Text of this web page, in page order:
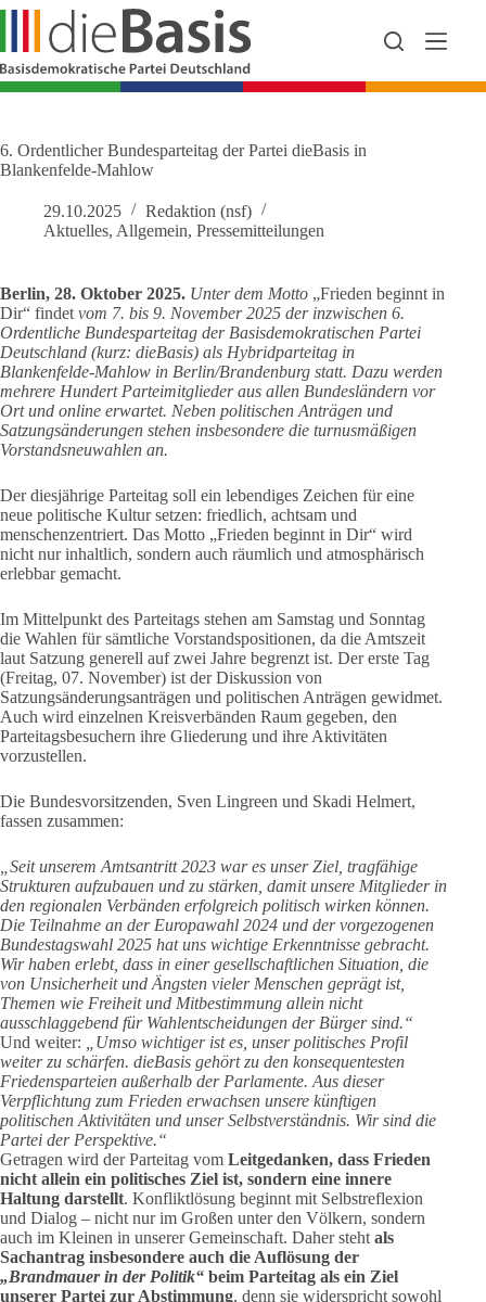
Zum
springen
6. Ordentlicher Bundesparteitag der Partei dieBasis in
Blankenfelde-Mahlow
29.10.2025
Redaktion (nsf)
Aktuelles, Allgemein, Pressemitteilungen
Berlin, 28. Oktober 2025. Unter dem Motto „Frieden beginnt in
Dir“ findet vom 7. bis 9. November 2025 der inzwischen 6.
Ordentliche Bundesparteitag der Basisdemokratischen Partei
Deutschland (kurz: dieBasis) als Hybridparteitag in
Blankenfelde-Mahlow in Berlin/Brandenburg statt. Dazu werden
mehrere Hundert Parteimitglieder aus allen Bundesländern vor
Ort und online erwartet. Neben politischen Anträgen und
Satzungsänderungen stehen insbesondere die turnusmäßigen
Vorstandsneuwahlen an.
Der diesjährige Parteitag soll ein lebendiges Zeichen für eine
neue politische Kultur setzen: friedlich, achtsam und
menschenzentriert. Das Motto „Frieden beginnt in Dir“ wird
nicht nur inhaltlich, sondern auch räumlich und atmosphärisch
erlebbar gemacht.
Im Mittelpunkt des Parteitags stehen am Samstag und Sonntag
die Wahlen für sämtliche Vorstandspositionen, da die Amtszeit
laut Satzung generell auf zwei Jahre begrenzt ist. Der erste Tag
(Freitag, 07. November) ist der Diskussion von
Satzungsänderungsanträgen und politischen Anträgen gewidmet.
Auch wird einzelnen Kreisverbänden Raum gegeben, den
Parteitagsbesuchern ihre Gliederung und ihre Aktivitäten
vorzustellen.
Die Bundesvorsitzenden, Sven Lingreen und Skadi Helmert,
fassen zusammen:
„Seit unserem Amtsantritt 2023 war es unser Ziel, tragfähige
Strukturen aufzubauen und zu stärken, damit unsere Mitglieder in
den regionalen Verbänden erfolgreich politisch wirken können.
Die Teilnahme an der Europawahl 2024 und der vorgezogenen
Bundestagswahl 2025 hat uns wichtige Erkenntnisse gebracht.
Wir haben erlebt, dass in einer gesellschaftlichen Situation, die
von Unsicherheit und Ängsten vieler Menschen geprägt ist,
Themen wie Freiheit und Mitbestimmung allein nicht
ausschlaggebend für Wahlentscheidungen der Bürger sind.“
Und weiter:
„Umso wichtiger ist es, unser politisches Profil
weiter zu schärfen. dieBasis gehört zu den konsequentesten
Friedensparteien außerhalb der Parlamente. Aus dieser
Verpflichtung zum Frieden erwachsen unsere künftigen
politischen Aktivitäten und unser Selbstverständnis. Wir sind die
Partei der Perspektive.“
Getragen wird der Parteitag vom Leitgedanken, dass Frieden
nicht allein ein politisches Ziel ist, sondern eine innere
Haltung darstellt. Konfliktlösung beginnt mit Selbstreflexion
und Dialog – nicht nur im Großen unter den Völkern, sondern
auch im Kleinen in unserer Gemeinschaft. Daher steht als
Sachantrag insbesondere auch die Auflösung der
„Brandmauer in der Politik“ beim Parteitag als ein Ziel
unserer Partei zur Abstimmung, denn sie widerspricht sowohl